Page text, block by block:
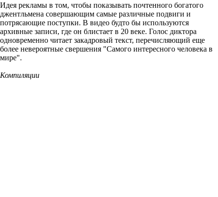
Идея рекламы в том, чтобы показывать почтенного богатого
джентльмена совершающим самые различные подвиги и
потрясающие поступки. В видео будто бы используются
архивные записи, где он блистает в 20 веке. Голос диктора
одновременно читает закадровый текст, перечисляющий еще
более невероятные свершения "Самого интересного человека в
мире".
Компиляции